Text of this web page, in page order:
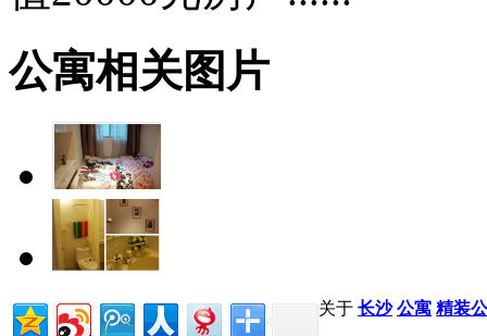
公寓相关图片
关于 长沙 公寓 精装